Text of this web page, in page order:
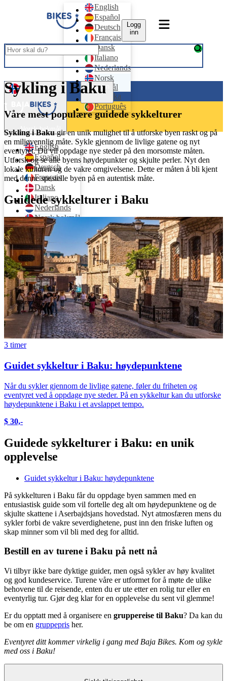
English
Español
Deutsch
Français
Dansk
Italiano
Nederlands
Norsk
bokmål
Svenska
Português
Logg
inn
Norsk bokmål
English
Español
Deutsch
Français
Dansk
Italiano
Nederlands
Norsk bokmål
Svenska
Português
Logg inn
Sykling i Baku
Våre mest populære guidede sykkelturer
Sykling i Bakugir en unik mulighet til å utforske byen raskt og på
en miljøvennlig måte. Sykle gjennom de livlige gatene og nyt
eventyret. Du vil oppdage nye steder på den morsomste måten.
Utforsk og se alle byens høydepunkter og skjulte perler. Nyt den
lokale kulturen og de vakre omgivelsene. Dette er måten å bli kjent
med denne spesielle byen på en autentisk måte.
Guidede sykkelturer i Baku
3 timer
Guidet sykkeltur i Baku: høydepunktene
Når du sykler gjennom de livlige gatene, føler du friheten og
eventyret ved å oppdage nye steder. På en sykkeltur kan du utforske
høydepunktene i Baku i et avslappet tempo.
$ 30,-
Guidede sykkelturer i Baku: en unik
opplevelse
Guidet sykkeltur i Baku: høydepunktene
På sykkelturen i Baku får du oppdage byen sammen med en
entusiastisk guide som vil fortelle deg alt om høydepunktene og de
skjulte skattene i Aserbajdsjans hovedstad. Nyt atmosfæren mens du
sykler forbi de vakre severdighetene, pust inn den friske luften og
skap minner som vil bli med deg for alltid.
Bestill en av turene i Baku på nett nå
Vi tilbyr ikke bare dyktige guider, men også sykler av høy kvalitet
og god kundeservice. Turene våre er utformet for å møte de ulike
behovene til de reisende, enten du er ute etter en rolig tur eller en
eventyrlig tur. Gjør deg klar for en opplevelse du sent vil glemme!
Er du opptatt med å organisere en gruppereise til Baku? Da kan du
be om en gruppepris her.
Eventyret ditt kommer virkelig i gang med Baja Bikes. Kom og sykle
med oss i Baku!